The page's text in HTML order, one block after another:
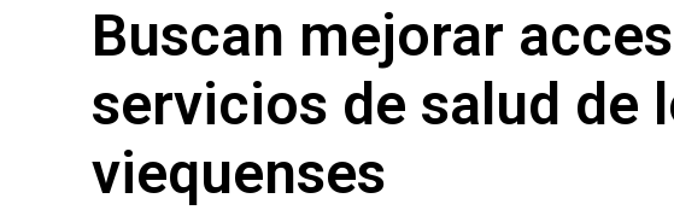
Buscan mejorar
servicios de salud de
viequenses